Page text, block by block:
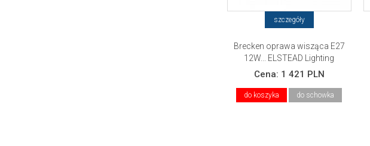
szczegóły
Brecken oprawa wisząca E27
12W... ELSTEAD Lighting
Cena: 1 421 PLN
do koszyka do schowka